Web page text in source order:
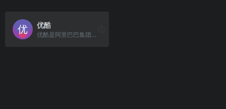
优酷
优酷是阿里巴巴集团旗下的一站式视频服务平台，致力于为用户提供全面、多样化的视听娱乐内容。